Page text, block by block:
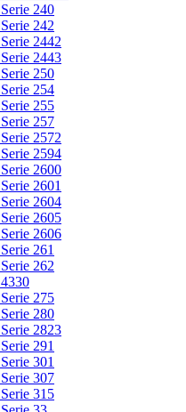
240
242
2442
2443
250
254
255
257
2572
2594
2600
2601
2604
2605
2606
261
262
275
280
2823
291
301
307
315